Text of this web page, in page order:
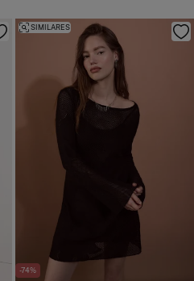
-74%
SIMILARES